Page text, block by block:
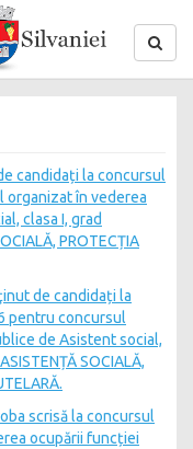
candidați la concursul
organizat în vederea
clasa I, grad
PROTECȚIA
de candidați la
pentru concursul
de Asistent social,
SOCIALĂ,
scrisă la concursul
ocupării funcției